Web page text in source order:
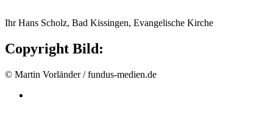
Ihr Hans Scholz, Bad Kissingen, Evangelische Kirche
Copyright Bild:
© Martin Vorländer / fundus-medien.de